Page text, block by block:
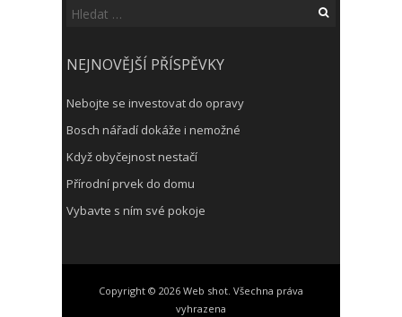
Vyhledávání
NEJNOVĚJŠÍ PŘÍSPĚVKY
Nebojte se investovat do opravy
Bosch nářadí dokáže i nemožné
Když obyčejnost nestačí
Přírodní prvek do domu
Vybavte s ním své pokoje
Copyright © 2026 Web shot. Všechna práva
vyhrazena